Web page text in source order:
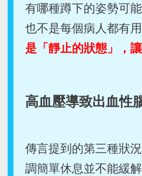
有哪種蹲下的姿勢可
也不是每個病人都有
是「靜止的狀態」，
高血壓導致出血性
傳言提到的第三種狀
調簡單休息並不能緩